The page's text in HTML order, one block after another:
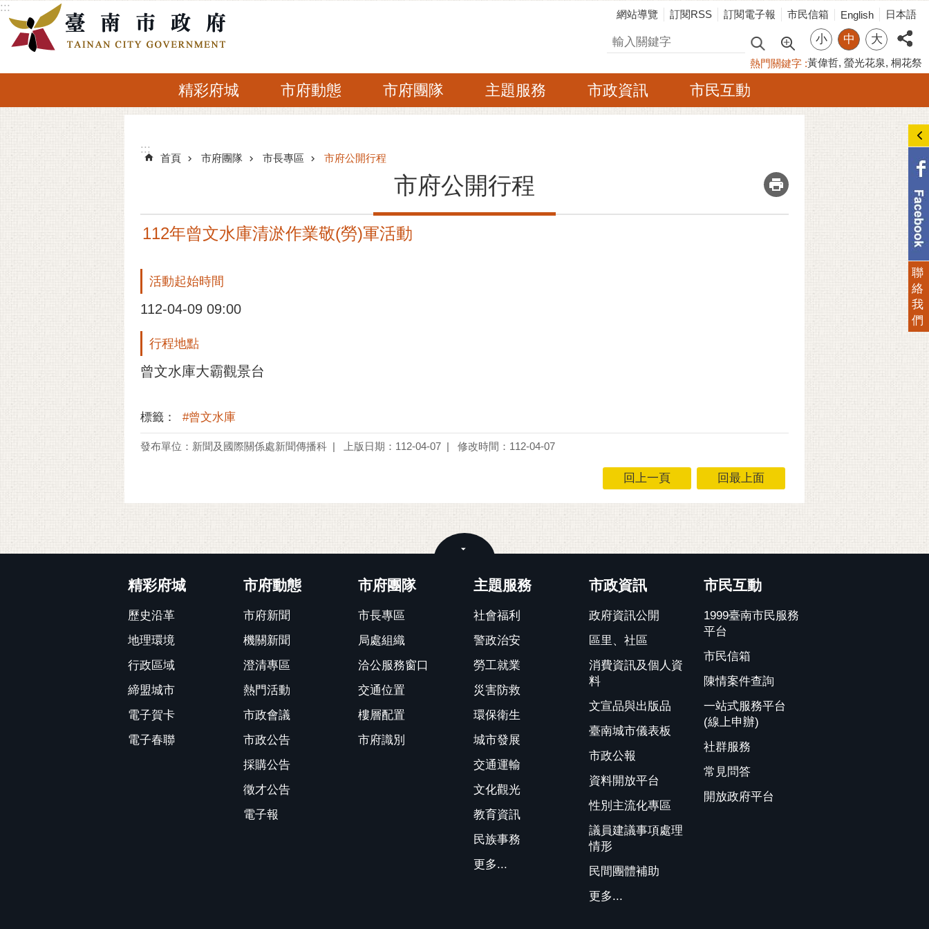
跳到主要內容區塊
:::
網站導覽 訂閱RSS 訂閱電子報 市民信箱 English 日本語
搜尋 小 中 大
熱門關鍵字 黃偉哲 螢光花泉 桐花祭
精彩府城 市府動態 市府團隊 主題服務 市政資訊 市民互動
:::
:::
首頁 市府團隊 市長專區 市府公開行程
市府公開行程 _
112年曾文水庫清淤作業敬(勞)軍活動
活動起始時間
112-04-09 09:00
行程地點
曾文水庫大霸觀景台
標籤： #曾文水庫
發布單位：新聞及國際關係處新聞傳播科 上版日期：112-04-07 修改時間：112-04-07
回上一頁 回最上面
精彩府城
歷史沿革
地理環境
行政區域
締盟城市
電子賀卡
電子春聯
市府動態
市府新聞
機關新聞
澄清專區
熱門活動
市政會議
市政公告
採購公告
徵才公告
電子報
市府團隊
市長專區
局處組織
洽公服務窗口
交通位置
樓層配置
市府識別
主題服務
社會福利
警政治安
勞工就業
災害防救
環保衛生
城市發展
交通運輸
文化觀光
教育資訊
民族事務
更多...
市政資訊
政府資訊公開
區里、社區
消費資訊及個人資
料
文宣品與出版品
臺南城市儀表板
市政公報
資料開放平台
性別主流化專區
議員建議事項處理
情形
民間團體補助
更多...
市民互動
1999臺南市民服務
平台
市民信箱
陳情案件查詢
一站式服務平台
(線上申辦)
社群服務
常見問答
開放政府平台
聯
絡
我
們